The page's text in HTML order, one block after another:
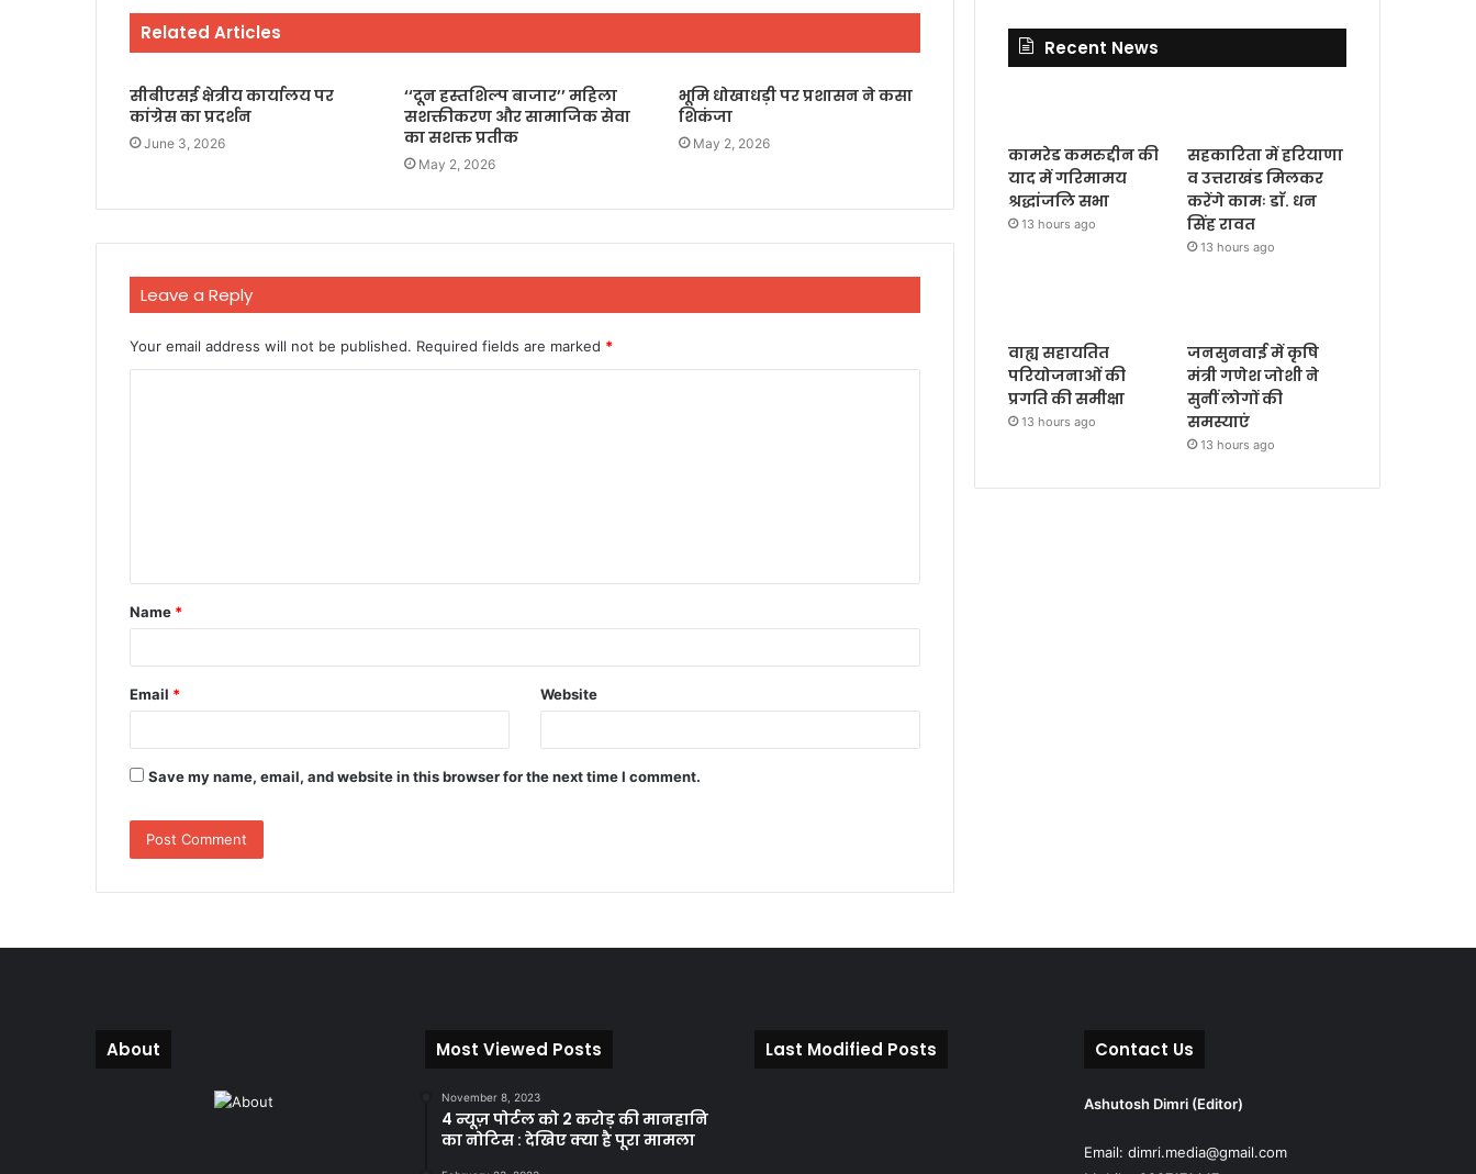
Related Articles
सीबीएसई क्षेत्रीय कार्यालय पर
कांग्रेस का प्रदर्शन
June 3, 2026
‘‘दून हस्तशिल्प बाजार’’ महिला
सशक्तीकरण और सामाजिक सेवा
का सशक्त प्रतीक
May 2, 2026
भूमि धोखाधड़ी पर प्रशासन ने कसा
शिकंजा
May 2, 2026
Leave a Reply
Your email address will not be published. Required fields are marked *
t
*
Name *
Email * Website
Save my name, email, and website in this browser for the next time I comment.
Recent News
कामरेड कमरुद्दीन की
याद में गरिमामय
श्रद्धांजलि सभा
13 hours ago
सहकारिता में हरियाणा
व उत्तराखंड मिलकर
करेंगे कामः डाॅ. धन
सिंह रावत
13 hours ago
वाह्य सहायतित
परियोजनाओं की
प्रगति की समीक्षा
13 hours ago
जनसुनवाई में कृषि
मंत्री गणेश जोशी ने
सुनीं लोगों की
समस्याएं
13 hours ago
About Most Viewed Posts
November 8, 2023
4 न्यूज़ पोर्टल को 2 करोड़ की मानहानि
का नोटिस : देखिए क्या है पूरा मामला
Last Modified Posts Contact Us
Ashutosh Dimri (Editor)
Email: dimri.media@gmail.com